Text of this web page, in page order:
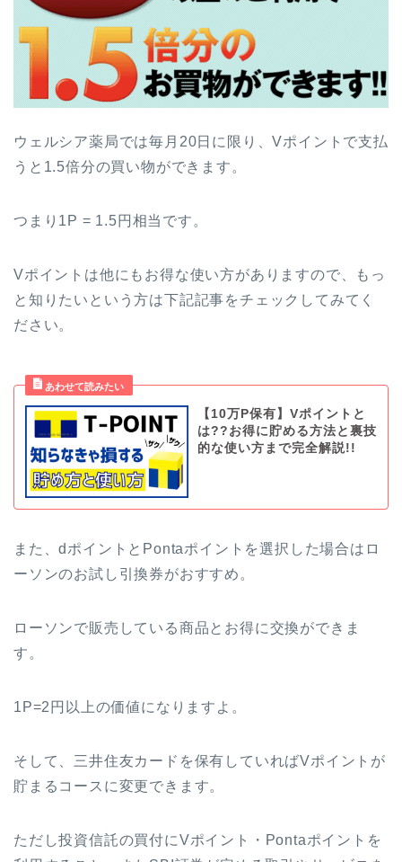
ウェルシア薬局では毎月20日に限り、Vポイントで支払
うと1.5倍分の買い物ができます。
つまり1P = 1.5円相当です。
Vポイントは他にもお得な使い方がありますので、もっ
と知りたいという方は下記記事をチェックしてみてく
ださい。
【10万P保有】Vポイントと
は??お得に貯める方法と裏技
的な使い方まで完全解説!!
また、dポイントとPontaポイントを選択した場合はロ
ーソンのお試し引換券がおすすめ。
ローソンで販売している商品とお得に交換ができま
す。
1P=2円以上の価値になりますよ。
そして、三井住友カードを保有していればVポイントが
貯まるコースに変更できます。
ただし投資信託の買付にVポイント・Pontaポイントを